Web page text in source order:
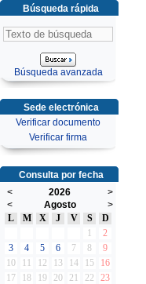
Búsqueda rápida
Búsqueda avanzada
Sede electrónica
Verificar documento
Verificar firma
Consulta por fecha
<
2026
>
<
Agosto
>
L
M X J V S
D
1
2
3
4 5 6 7 8
9
10
11 12 13 14 15
16
17
18 19 20 21 22
23